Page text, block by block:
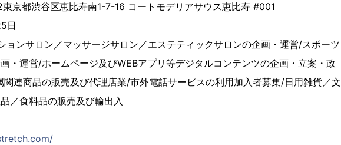
都渋谷区恵比寿南1-7-16 コートモデリアサウス恵比寿 #001
日
ョンサロン／マッサージサロン／エステティックサロンの企画・運営/スポーツ
・運営/ホームページ及びWEBアプリ等デジタルコンテンツの企画・立案・政
連商品の販売及び代理店業/市外電話サービスの利用加入者募集/日用雑貨／文
／食料品の販売及び輸出入